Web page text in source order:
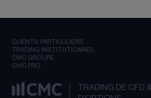
CLIENTS PARTICULIERS
TRADING INSTITUTIONNEL
CMC GROUPE
CMC PRO
TRADING DE CFD &